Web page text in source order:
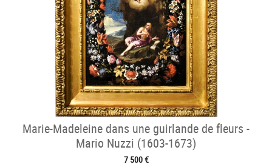
Marie-Madeleine dans une guirlande de fleurs -
Mario Nuzzi (1603-1673)
7 500 €